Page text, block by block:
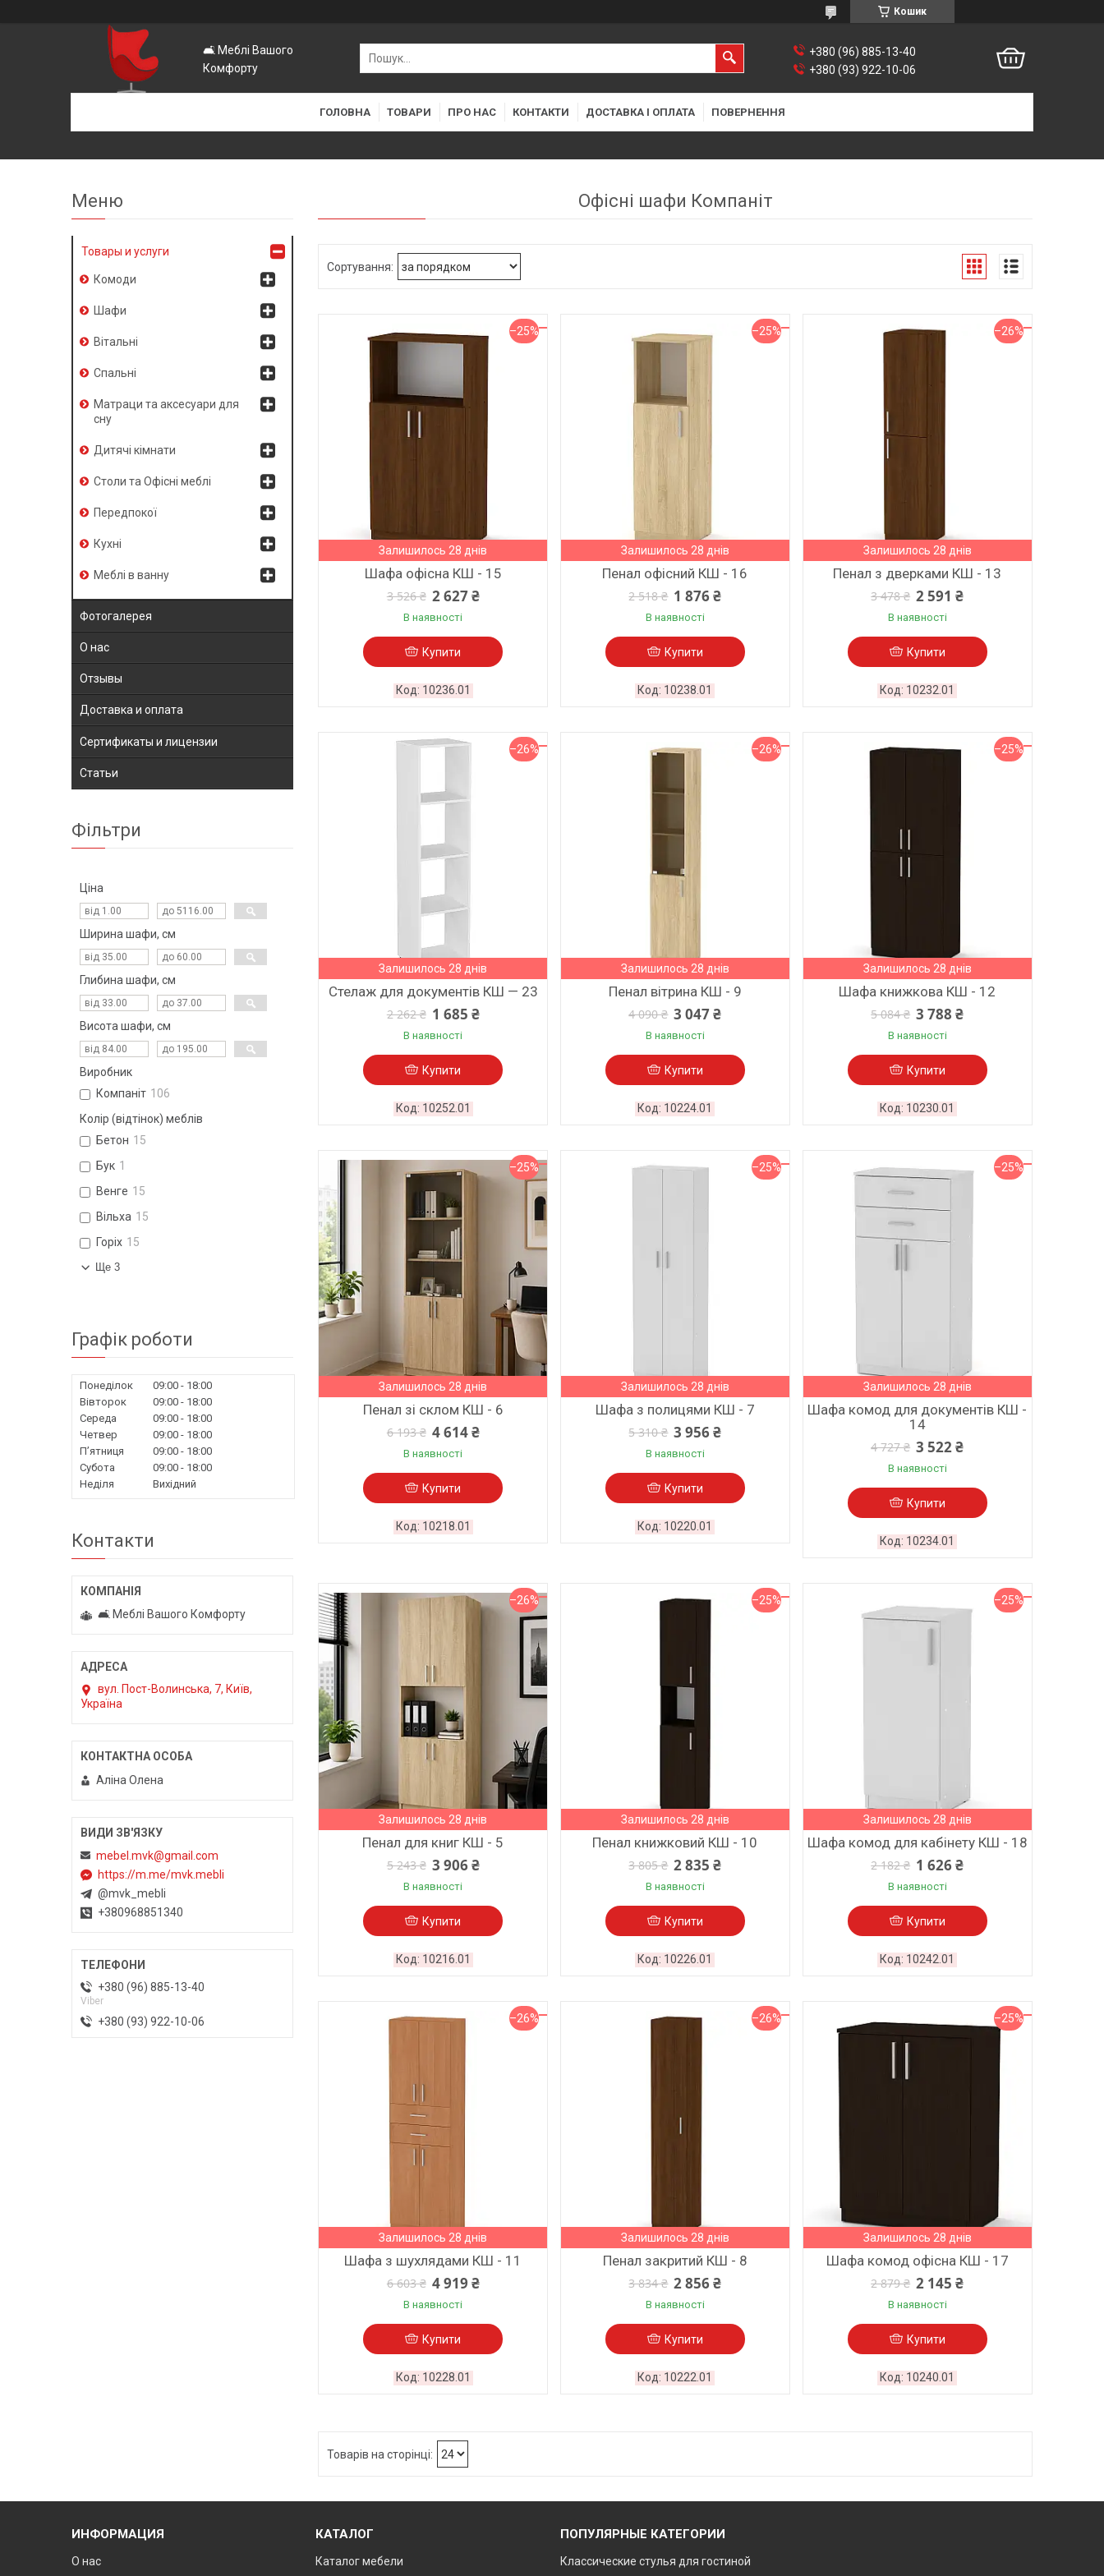
Кошик
🛋️ Меблі Вашого
Комфорту
+380 (96) 885-13-40
+380 (93) 922-10-06
ГОЛОВНА ТОВАРИ ПРО НАС КОНТАКТИ ДОСТАВКА І ОПЛАТА ПОВЕРНЕННЯ
Офісні шафи Компаніт
–25%
Залишилось 28 днів
Шафа офісна КШ - 15
3 526 ₴ 2 627 ₴
В наявності
Купити
10236.01
–25%
Залишилось 28 днів
Пенал офісний КШ - 16
2 518 ₴ 1 876 ₴
В наявності
Купити
10238.01
–26%
Залишилось 28 днів
Пенал з дверками КШ - 13
3 478 ₴ 2 591 ₴
В наявності
Купити
10232.01
–26%
Залишилось 28 днів
Стелаж для документів КШ — 23
2 262 ₴ 1 685 ₴
В наявності
Купити
10252.01
–26%
Залишилось 28 днів
Пенал вітрина КШ - 9
4 090 ₴ 3 047 ₴
В наявності
Купити
10224.01
–25%
Залишилось 28 днів
Шафа книжкова КШ - 12
5 084 ₴ 3 788 ₴
В наявності
Купити
10230.01
–25%
Залишилось 28 днів
Пенал зі склом КШ - 6
6 193 ₴ 4 614 ₴
В наявності
Купити
10218.01
–25%
Залишилось 28 днів
Шафа з полицями КШ - 7
5 310 ₴ 3 956 ₴
В наявності
Купити
10220.01
–25%
Залишилось 28 днів
Шафа комод для документів КШ -
14
4 727 ₴ 3 522 ₴
В наявності
Купити
10234.01
–26%
Залишилось 28 днів
Пенал для книг КШ - 5
5 243 ₴ 3 906 ₴
В наявності
Купити
10216.01
–25%
Залишилось 28 днів
Пенал книжковий КШ - 10
3 805 ₴ 2 835 ₴
В наявності
Купити
10226.01
–25%
Залишилось 28 днів
Шафа комод для кабінету КШ - 18
2 182 ₴ 1 626 ₴
В наявності
Купити
10242.01
–26%
Залишилось 28 днів
Шафа з шухлядами КШ - 11
6 603 ₴ 4 919 ₴
В наявності
Купити
10228.01
–26%
Залишилось 28 днів
Пенал закритий КШ - 8
3 834 ₴ 2 856 ₴
В наявності
Купити
10222.01
–25%
Залишилось 28 днів
Шафа комод офісна КШ - 17
2 879 ₴ 2 145 ₴
В наявності
Купити
10240.01
Товары и услуги
Комоди
Шафи
Вітальні
Спальні
Матраци та аксесуари для
сну
Дитячі кімнати
Столи та Офісні меблі
Передпокої
Кухні
Меблі в ванну
Фотогалерея
О нас
Отзывы
Доставка и оплата
Сертификаты и лицензии
Статьи
Фільтри
Ціна
Ширина шафи, см
Глибина шафи, см
Висота шафи, см
Виробник
Компаніт 106
Колір (відтінок) меблів
Бетон 15
Бук 1
Венге 15
Вільха 15
Горіх 15
Ще 3
Графік роботи
Понеділок 09:00
18:00
Вівторок
09:00
18:00
Середа
09:00
18:00
Четвер
09:00
18:00
Пʼятниця
09:00
18:00
Субота
09:00
18:00
Неділя
Вихідний
Контакти
🛋️ Меблі Вашого Комфорту
вул. Пост-Волинська, 7, Київ,
Україна
Аліна Олена
mebel.mvk@gmail.com
https://m.me/mvk.mebli
@mvk_mebli
+380968851340
+380 (96) 885-13-40
Viber
+380 (93) 922-10-06
ИНФОРМАЦИЯ
О нас
КАТАЛОГ
Каталог мебели
ПОПУЛЯРНЫЕ КАТЕГОРИИ
Классические стулья для гостиной